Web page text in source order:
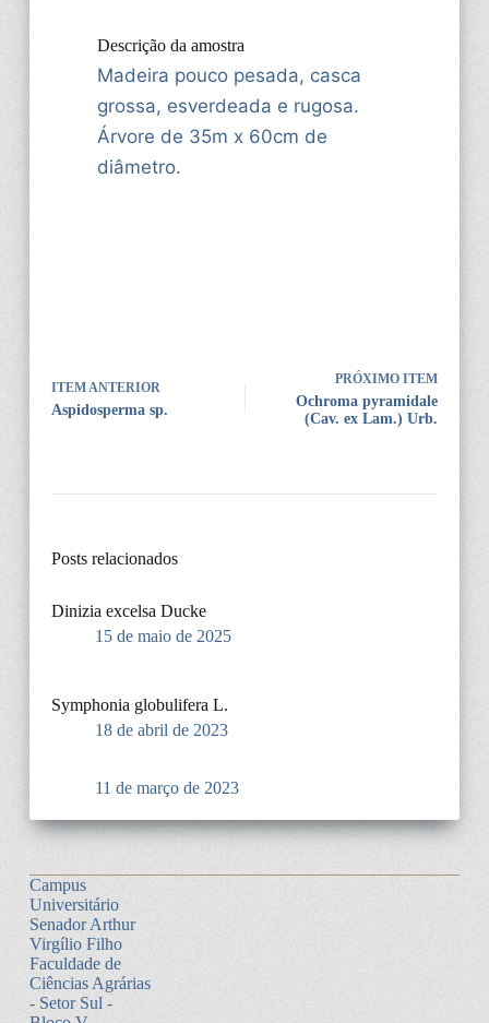
Descrição da amostra
Madeira pouco pesada, casca
grossa, esverdeada e rugosa.
Árvore de 35m x 60cm de
diâmetro.
ITEM ANTERIOR
Aspidosperma sp.
PRÓXIMO ITEM
Ochroma pyramidale
(Cav. ex Lam.) Urb.
Posts relacionados
Dinizia excelsa Ducke
15 de maio de 2025
Symphonia globulifera L.
18 de abril de 2023
11 de março de 2023
Campus
Universitário
Senador Arthur
Virgílio Filho
Faculdade de
Ciências Agrárias
- Setor Sul -